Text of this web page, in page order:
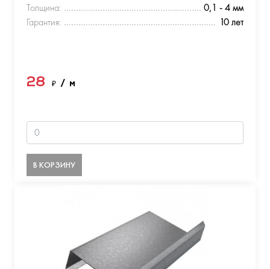
Толщина:
0,1 - 4 мм
Гарантия:
10 лет
28 ₽ / м
В КОРЗИНУ